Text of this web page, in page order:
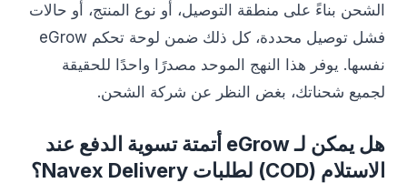
الشحن بناءً على منطقة التوصيل، أو نوع المنتج، أو حالات
فشل توصيل محددة، كل ذلك ضمن لوحة تحكم eGrow
نفسها. يوفر هذا النهج الموحد مصدرًا واحدًا للحقيقة
لجميع شحناتك، بغض النظر عن شركة الشحن.
هل يمكن لـ eGrow أتمتة تسوية الدفع عند
الاستلام (COD) لطلبات Navex Delivery؟